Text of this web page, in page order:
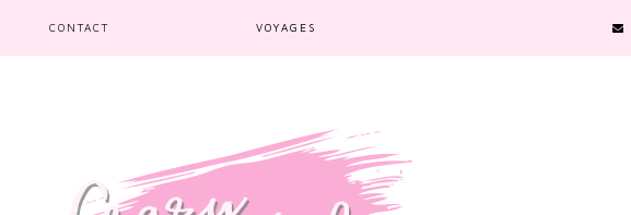
CONTACT VOYAGES